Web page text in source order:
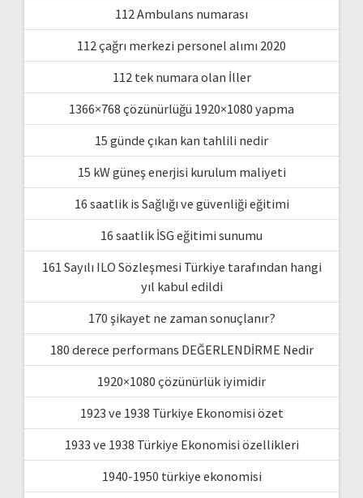
112 Ambulans numarası
112 çağrı merkezi personel alımı 2020
112 tek numara olan İller
1366×768 çözünürlüğü 1920×1080 yapma
15 günde çıkan kan tahlili nedir
15 kW güneş enerjisi kurulum maliyeti
16 saatlik is Sağlığı ve güvenliği eğitimi
16 saatlik İSG eğitimi sunumu
161 Sayılı ILO Sözleşmesi Türkiye tarafından hangi
yıl kabul edildi
170 şikayet ne zaman sonuçlanır?
180 derece performans DEĞERLENDİRME Nedir
1920×1080 çözünürlük iyimidir
1923 ve 1938 Türkiye Ekonomisi özet
1933 ve 1938 Türkiye Ekonomisi özellikleri
1940-1950 türkiye ekonomisi